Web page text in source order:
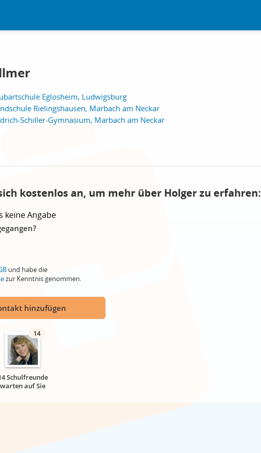
Eglosheim, Ludwigsburg
Rielingshausen, Marbach am Neckar
Schiller-Gymnasium, Marbach am Neckar
kostenlos an, um mehr über Holger zu erfahren:
keine Angabe
und habe die
zur Kenntnis genommen.
hinzufügen
14
Schulfreunde
warten auf Sie